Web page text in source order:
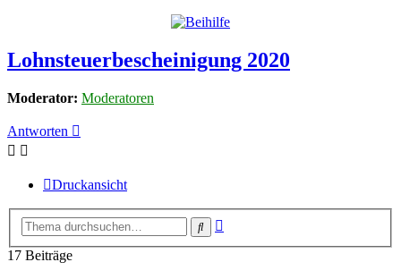
Lohnsteuerbescheinigung 2020
Moderator: Moderatoren
Antworten
Druckansicht
Suche
17 Beiträge